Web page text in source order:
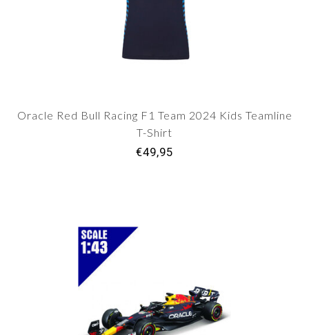
Oracle Red Bull Racing F1 Team 2024 Kids Teamline
T-Shirt
€49,95